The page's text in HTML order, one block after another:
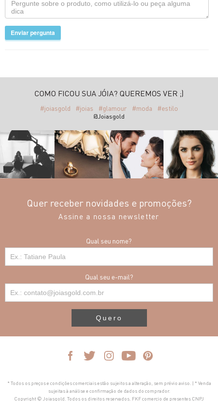
Enviar pergunta
COMO FICOU SUA JÓIA? QUEREMOS VER ;)
#joiasgold #joias #glamour #moda #estilo
@Joiasgold
Quer receber novidades e promoções?
Assine a nossa newsletter
Qual seu nome?
Qual seu e-mail?
Quero
* Todos os preços e condições comerciais estão sujeitos a alteração, sem prévio aviso. | * Venda
sujeitas à análise e confirmação de dados do comprador.
Copyright © Joiasgold. Todos os direitos reservados. FKF comercio de presentes CNPJ